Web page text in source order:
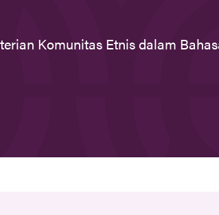
Komunitas Etnis dalam